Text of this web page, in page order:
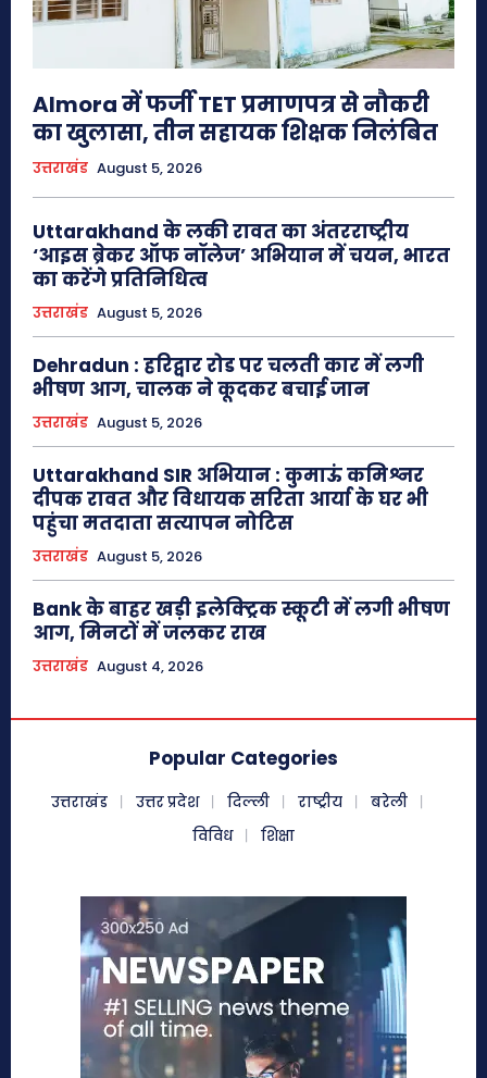
Almora में फर्जी TET प्रमाणपत्र से नौकरी
का खुलासा, तीन सहायक शिक्षक निलंबित
उत्तराखंड August 5, 2026
Uttarakhand के लकी रावत का अंतरराष्ट्रीय
‘आइस ब्रेकर ऑफ नॉलेज’ अभियान में चयन, भारत
का करेंगे प्रतिनिधित्व
उत्तराखंड August 5, 2026
Dehradun : हरिद्वार रोड पर चलती कार में लगी
भीषण आग, चालक ने कूदकर बचाई जान
उत्तराखंड August 5, 2026
Uttarakhand SIR अभियान : कुमाऊं कमिश्नर
दीपक रावत और विधायक सरिता आर्या के घर भी
पहुंचा मतदाता सत्यापन नोटिस
उत्तराखंड August 5, 2026
Bank के बाहर खड़ी इलेक्ट्रिक स्कूटी में लगी भीषण
आग, मिनटों में जलकर राख
उत्तराखंड August 4, 2026
Popular Categories
उत्तराखंड उत्तर प्रदेश दिल्ली राष्ट्रीय
बरेली
विविध
शिक्षा